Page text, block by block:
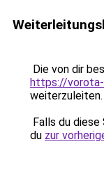
Die von dir
https://
weiterzuleiten.
Falls du
du zur